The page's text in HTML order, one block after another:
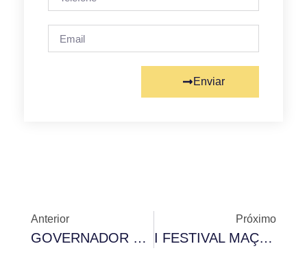
Enviar
Anterior
GOVERNADOR PARTICIPA DE SESSÃO CONJUNTA REALIZADA NA GRANDE LOJA
Próximo
I FESTIVAL MAÇÔNICO DO SUDOESTE MARCA DIA DO MAÇOM, EM BONITO